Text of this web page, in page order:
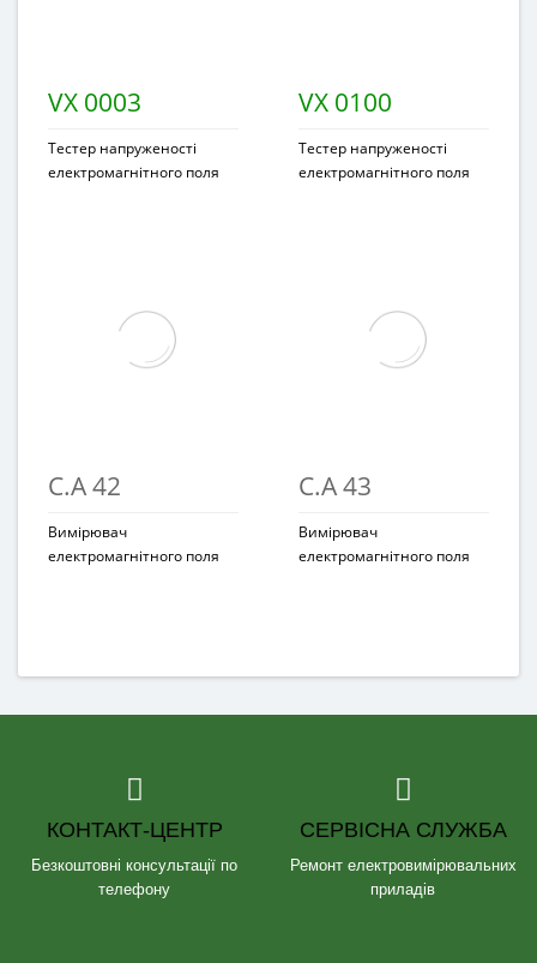
VX 0003
Тестер напруженості
електромагнітного поля
VX 0100
Тестер напруженості
електромагнітного поля
C.A 42
Вимірювач
електромагнітного поля
C.A 43
Вимірювач
електромагнітного поля
КОНТАКТ-ЦЕНТР
Безкоштовні консультації по
телефону
СЕРВІСНА СЛУЖБА
Ремонт електровимірювальних
приладів